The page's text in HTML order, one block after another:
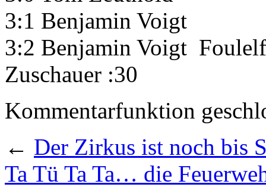
3:1 Benjamin
3:2 Benjamin Voigt
Zuschauer :30
Kommentarfunktion
← Der Zirkus ist noch bis
Ta Tü Ta Ta… die